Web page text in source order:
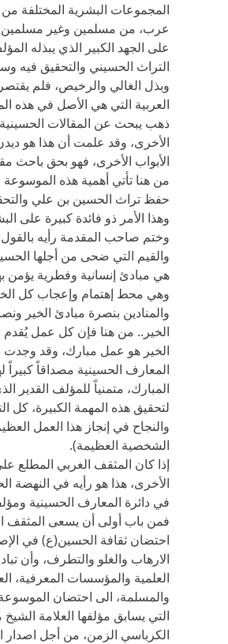
المجموعات البشرية المختلفة
عرب، من مسلمين وغير
على الجهد الكبير الذي يبذله
التراث الحسيني والتحقيق فيه
وبذل الغالي والرخيص، فلم
العربية التي هي الأصل في هذه
ذهب يبحث عن المقالات
الأخرى، وقد علمت أن هذا هو
الأبواب الأخرى، فهو بحق باحث
من هنا تأتي أهمية هذه الموسوعة
حفظ تراث الحسين بن علي
وهذا الأمر ذو فائدة كبيرة على
وختم صاحب المقدمة رأيه
والقيم التي ضحى من أجلها
هي مبادئ إنسانية وفطرية يؤمن
وهي محط إهتمام وإعجاب كل
والمنادين بنصرة مبادئ الخير
الخير.. من هنا فإن كل عمل
الخير هو عمل مبارك، وقد وجدت
المعارف الحسينية مصداقاً كبيراً
المبارك، متمنياً للمؤلف القدير
لتحقيق هذه المهمة الكبيرة، كل
والنجاح في إنجاز هذا العمل
الشخصية العظيمة).
إذا كان المثقف الغربي المطلع
الأخرى، هذا هو رأيه في النهضة
في دائرة المعارف الحسينية
فمن باب أولى أن يسعى المثقف
احتضان ثقافة الحسين(ع) في
الارهاب والغلو والتطرف، وأن
العلمية والمؤسسات المعرفية،
والمسلمة، الى احتضان
التي يسابق مؤلفها العلامة
الكرباسي الزمن، من أجل اصدار